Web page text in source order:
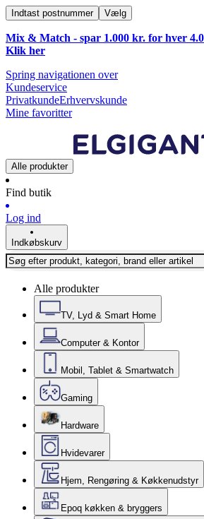
Indtast postnummer Vælg
Mix & Match - spar 1.000 kr. for hver
Klik her
Spring navigationen over
Kundeservice
PrivatkundeErhvervskunde
Mine favoritter
Alle produkter
Find butik
Log ind
Indkøbskurv
Alle produkter
TV, Lyd & Smart Home
Computer & Kontor
Mobil, Tablet & Smartwatch
Gaming
Hardware
Hvidevarer
Hjem, Rengøring & Køkkenudstyr
Epoq køkken & bryggers